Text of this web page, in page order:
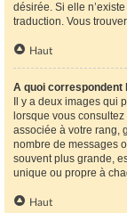
désirée. Si elle
traduction. Vous
Haut
A quoi correspondent
Il y a deux images qui
lorsque vous consultez
associée à votre rang,
nombre de messages
souvent plus grande,
unique ou propre à
Haut